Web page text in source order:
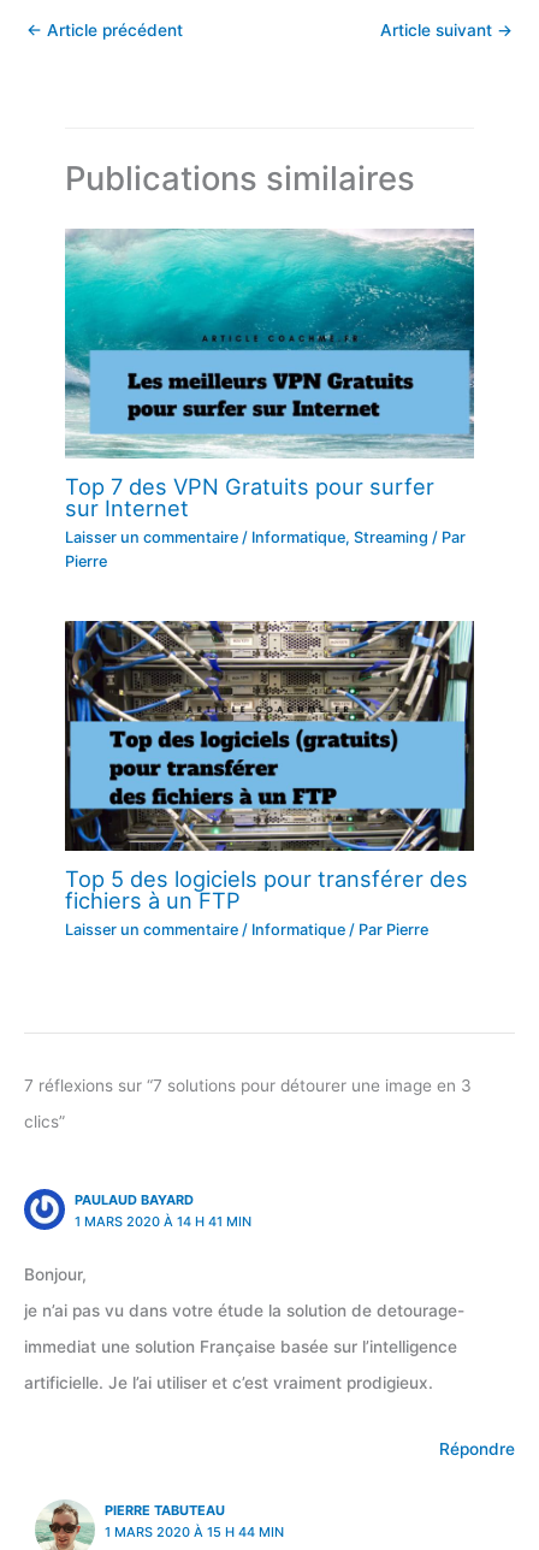
← Article précédent Article suivant →
Publications similaires
Top 7 des VPN Gratuits pour surfer
sur Internet
Laisser un commentaire / Informatique,Streaming / Par
Pierre
Top 5 des logiciels pour transférer des
fichiers à un FTP
Laisser un commentaire / Informatique / Par Pierre
7 réflexions sur “7 solutions pour détourer une image en 3
clics”
PAULAUD BAYARD
1 MARS 2020 À 14 H 41 MIN
Bonjour,
je n’ai pas vu dans votre étude la solution de detourage-
immediat une solution Française basée sur l’intelligence
artificielle. Je l’ai utiliser et c’est vraiment prodigieux.
Répondre
PIERRE TABUTEAU
1 MARS 2020 À 15 H 44 MIN